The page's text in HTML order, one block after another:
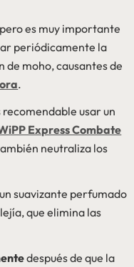
es muy importante
periódicamente la
moho, causantes de
.
usar un
Express Combate
neutraliza los
suavizante perfumado
que elimina las
después de que la